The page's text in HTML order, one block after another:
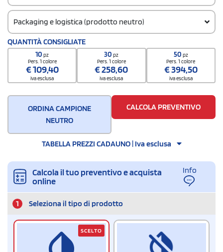
Packaging e logistica (prodotto neutro)
Codice doganale
9105 1100
Quantità per scatola
QUANTITÀ CONSIGLIATE
10pz
Pers. 1 colore
€109,40
iva esclusa
30pz
Pers. 1 colore
€258,60
iva esclusa
50 pz
Pers. 1 colore
€394,50
iva esclusa
ORDINA CAMPIONE
NEUTRO
CALCOLA PREVENTIVO
TABELLA PREZZI CADAUNO | Iva esclusa
Calcola il tuo preventivo e acquista
online
Info
1 Seleziona il tipo di prodotto
SCELTO